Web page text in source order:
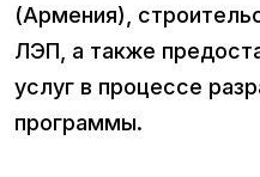
(Армения),
ЛЭП, а также
услуг в процессе
программы.